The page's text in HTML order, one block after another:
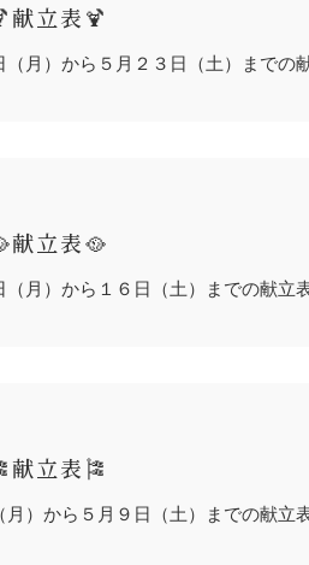
献立表🍹
月）から５月２３日（土）までの
献立表🥘
月）から１６日（土）までの献立
献立表🎏
）から５月９日（土）までの献立